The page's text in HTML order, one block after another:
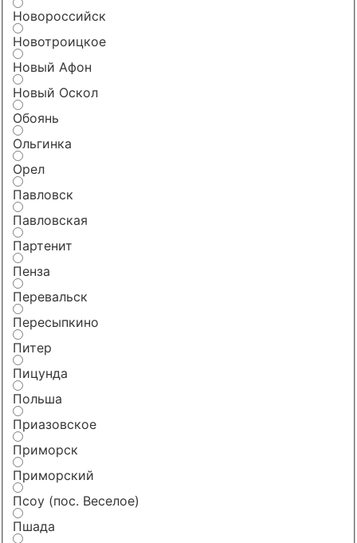
Новороссийск
Новотроицкое
Новый Афон
Новый Оскол
Обоянь
Ольгинка
Орел
Павловск
Павловская
Партенит
Пенза
Перевальск
Пересыпкино
Питер
Пицунда
Польша
Приазовское
Приморск
Приморский
Псоу (пос. Веселое)
Пшада